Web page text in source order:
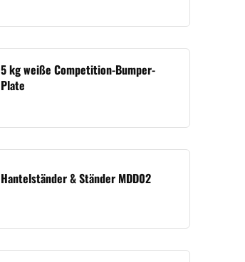
5 kg weiße Competition-Bumper-
Plate
Hantelständer & Ständer MDD02